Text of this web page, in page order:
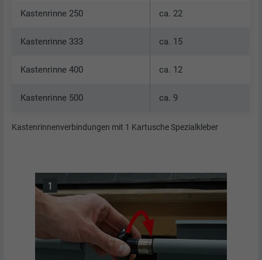
Kastenrinne 250 ca. 22
Kastenrinne 333 ca. 15
Kastenrinne 400 ca. 12
Kastenrinne 500 ca. 9
Kastenrinnenverbindungen mit 1 Kartusche Spezialkleber